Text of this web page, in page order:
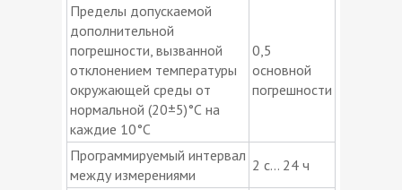
Пределы допускаемой
дополнительной
погрешности, вызванной
отклонением температуры
окружающей среды от
нормальной (20±5)°С на
каждие 10°С
0,5
основной
погрешности
Программируемый интервал
между измерениями
2 с… 24 ч